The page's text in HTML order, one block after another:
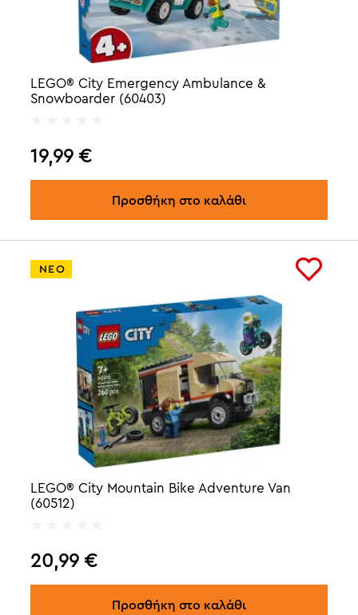
LEGO® City Emergency Ambulance &
Snowboarder (60403)
19,99 €
Προσθήκη στο καλάθι
ΝΕΟ
LEGO® City Mountain Bike Adventure Van
(60512)
20,99 €
Προσθήκη στο καλάθι